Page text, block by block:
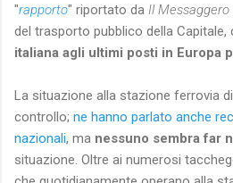
"rapporto" riportato da Il Messaggero
del trasporto pubblico della Capitale,
italiana agli ultimi posti in Europa
La situazione alla stazione ferrovia
controllo; ne hanno parlato anche
nazionali, ma nessuno sembra far
situazione. Oltre ai numerosi